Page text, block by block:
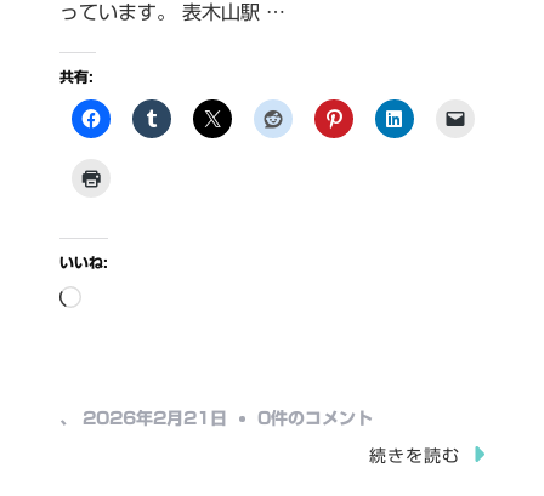
っています。 表木山駅 …
共有:
いいね:
読
中…
、 2026年2月21日 中
0件のコメント
続きを読む